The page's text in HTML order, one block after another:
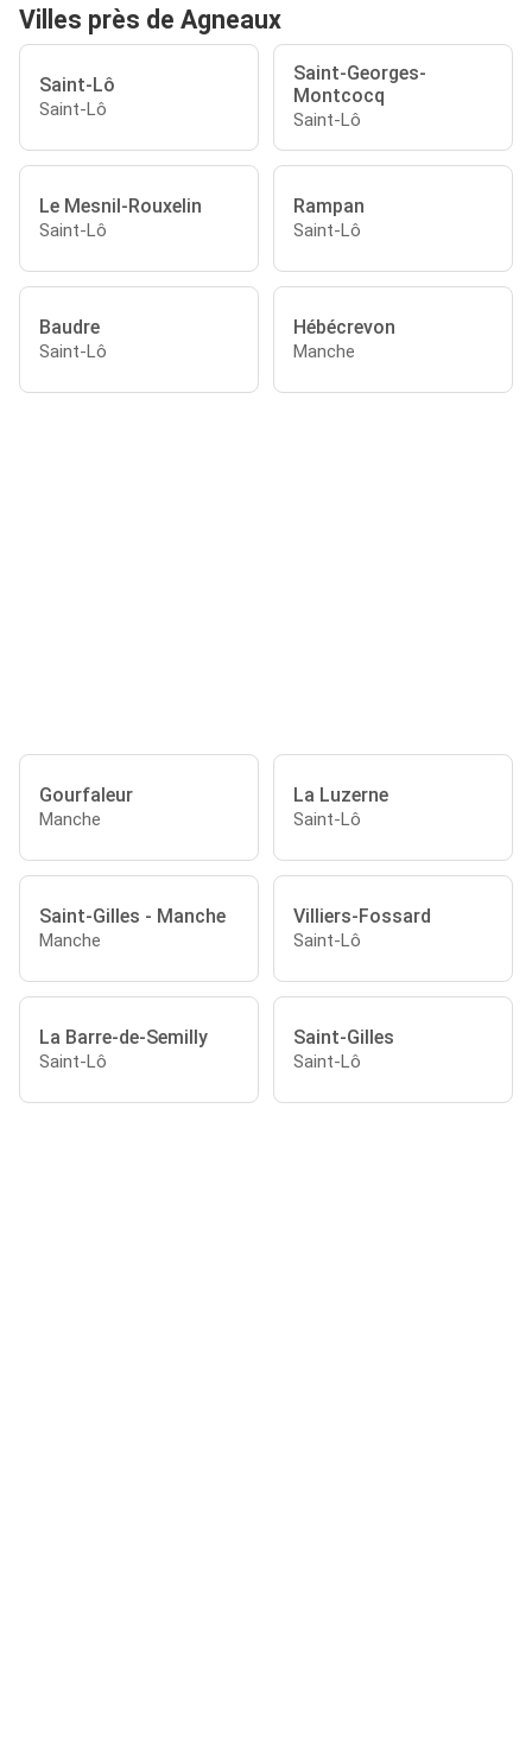
Villes près de Agneaux
Saint-Lô
Saint-Lô
Saint-Georges-
Montcocq
Saint-Lô
Le Mesnil-Rouxelin
Saint-Lô
Rampan
Saint-Lô
Baudre
Saint-Lô
Hébécrevon
Manche
Gourfaleur
Manche
La Luzerne
Saint-Lô
Saint-Gilles - Manche
Manche
Villiers-Fossard
Saint-Lô
La Barre-de-Semilly
Saint-Lô
Saint-Gilles
Saint-Lô